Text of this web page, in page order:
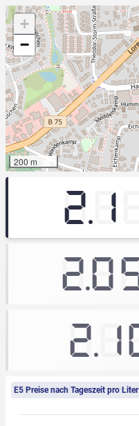
+
−
200 m
E5 Preise nach Tageszeit pro Liter